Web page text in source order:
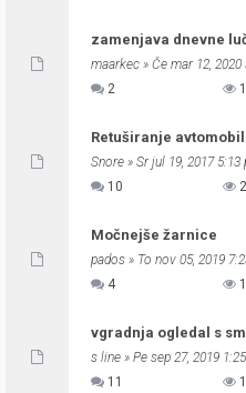
zamenjava dnevne
maarkec » Če mar 12, 2020
2
Retuširanje
Snore » Sr jul 19, 2017 5:13
10
Močnejše žarnice
pados » To nov 05, 2019
4
vgradnja ogledal s
s line » Pe sep 27, 2019
11